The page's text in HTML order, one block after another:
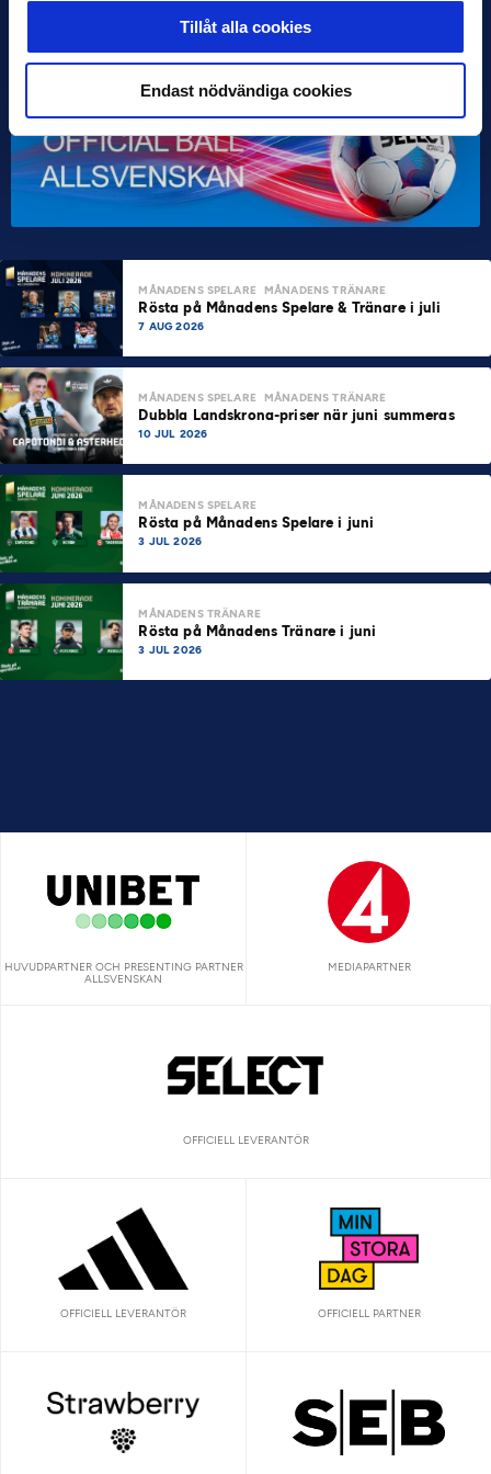
Tillåt alla cookies
Endast nödvändiga cookies
MÅNADENS SPELARE MÅNADENS TRÄNARE
Rösta på Månadens Spelare & Tränare i juli
7 AUG 2026
MÅNADENS SPELARE MÅNADENS TRÄNARE
Dubbla Landskrona-priser när juni summeras
10 JUL 2026
MÅNADENS SPELARE
Rösta på Månadens Spelare i juni
3 JUL 2026
MÅNADENS TRÄNARE
Rösta på Månadens Tränare i juni
3 JUL 2026
HUVUDPARTNER OCH PRESENTING PARTNER
ALLSVENSKAN
MEDIAPARTNER
OFFICIELL LEVERANTÖR
OFFICIELL LEVERANTÖR OFFICIELL PARTNER